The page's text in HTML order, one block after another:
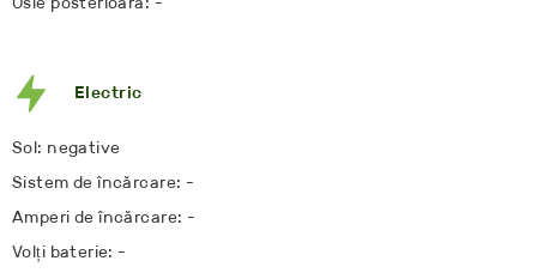
Electric
Sol: negative
Sistem de încărcare: -
Amperi de încărcare: -
Volți baterie: -